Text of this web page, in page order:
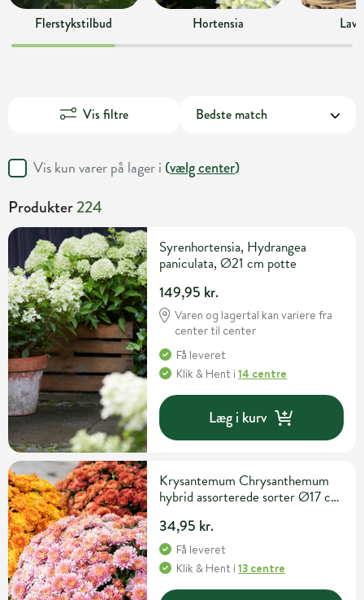
Flerstykstilbud Hortensia
Vis filtre
Vis kun varer på lager i (vælg center)
Produkter224
Syrenhortensia, Hydrangea
paniculata, Ø21 cm potte
149,95 kr.
Varen og lagertal kan variere fra
center til center
Få leveret
Klik & Hent i14 centre
Læg i kurv
Krysantemum Chrysanthemum
hybrid assorterede sorter Ø17 cm
34,95 kr.
Få leveret
Klik & Hent i13 centre